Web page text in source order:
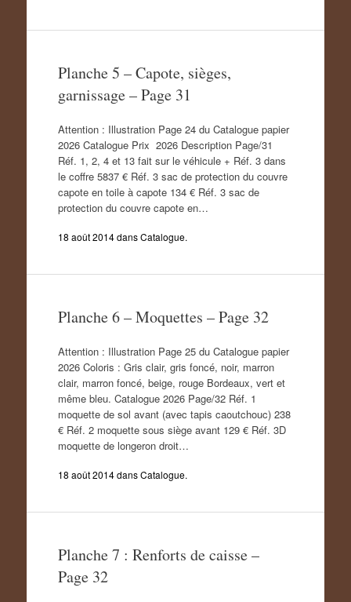
Planche 5 – Capote, sièges,
garnissage – Page 31
Attention : Illustration Page 24 du Catalogue papier
2026 Catalogue Prix 2026 Description Page/31
Réf. 1, 2, 4 et 13 fait sur le véhicule + Réf. 3 dans
le coffre 5837 € Réf. 3 sac de protection du couvre
capote en toile à capote 134 € Réf. 3 sac de
protection du couvre capote en…
18 août 2014dansCatalogue.
Planche 6 – Moquettes – Page 32
Attention : Illustration Page 25 du Catalogue papier
2026 Coloris : Gris clair, gris foncé, noir, marron
clair, marron foncé, beige, rouge Bordeaux, vert et
même bleu. Catalogue 2026 Page/32 Réf. 1
moquette de sol avant (avec tapis caoutchouc) 238
€ Réf. 2 moquette sous siège avant 129 € Réf. 3D
moquette de longeron droit…
18 août 2014dansCatalogue.
Planche 7 : Renforts de caisse –
Page 32